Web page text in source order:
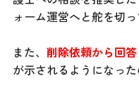
ォーム運営へと舵を切っ
また、 削除依頼から回答
が示されるようになっ